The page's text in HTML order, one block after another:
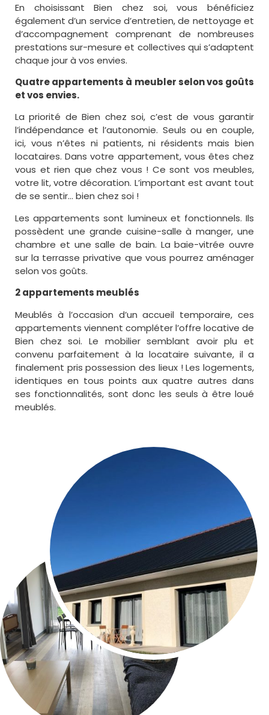
En choisissant Bien chez soi, vous bénéficiez
également d’un service d’entretien, de nettoyage et
d’accompagnement comprenant de nombreuses
prestations sur-mesure et collectives qui s’adaptent
chaque jour à vos envies.
Quatre appartements à meubler selon vos goûts
et vos envies.
La priorité de Bien chez soi, c’est de vous garantir
l’indépendance et l’autonomie. Seuls ou en couple,
ici, vous n’êtes ni patients, ni résidents mais bien
locataires. Dans votre appartement, vous êtes chez
vous et rien que chez vous ! Ce sont vos meubles,
votre lit, votre décoration. L’important est avant tout
de se sentir… bien chez soi !
Les appartements sont lumineux et fonctionnels. Ils
possèdent une grande cuisine-salle à manger, une
chambre et une salle de bain. La baie-vitrée ouvre
sur la terrasse privative que vous pourrez aménager
selon vos goûts.
2 appartements meublés
Meublés à l’occasion d’un accueil temporaire, ces
appartements viennent compléter l’offre locative de
Bien chez soi. Le mobilier semblant avoir plu et
convenu parfaitement à la locataire suivante, il a
finalement pris possession des lieux ! Les logements,
identiques en tous points aux quatre autres dans
ses fonctionnalités, sont donc les seuls à être loué
meublés.